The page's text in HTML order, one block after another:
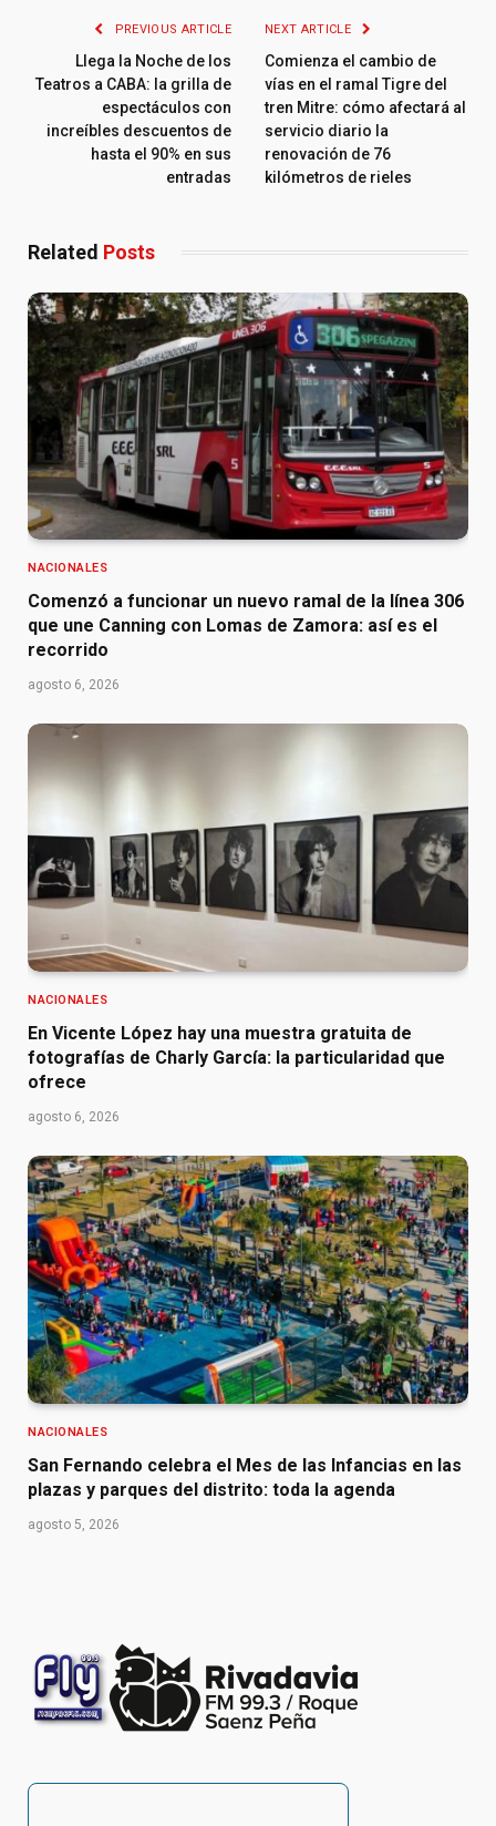
PREVIOUS ARTICLE
Llega la Noche de los
Teatros a CABA: la grilla de
espectáculos con
increíbles descuentos de
hasta el 90% en sus
entradas
NEXT ARTICLE
Comienza el cambio de
vías en el ramal Tigre del
tren Mitre: cómo afectará al
servicio diario la
renovación de 76
kilómetros de rieles
Related Posts
NACIONALES
Comenzó a funcionar un nuevo ramal de la línea 306
que une Canning con Lomas de Zamora: así es el
recorrido
agosto 6, 2026
NACIONALES
En Vicente López hay una muestra gratuita de
fotografías de Charly García: la particularidad que
ofrece
agosto 6, 2026
NACIONALES
San Fernando celebra el Mes de las Infancias en las
plazas y parques del distrito: toda la agenda
agosto 5, 2026